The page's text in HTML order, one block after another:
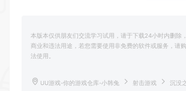
本版本仅供朋友们交流学习试用，请于下载24小时内删除
商业和违法用途，若您需要使用非免费的软件或服务，请
法使用。
UU游戏-你的游戏仓库-小韩兔 射击游戏 沉没